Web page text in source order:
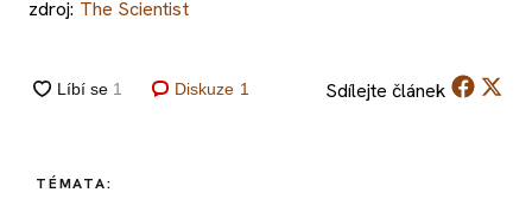
zdroj: The Scientist
Diskuze 1 Sdílejte článek
TÉMATA: